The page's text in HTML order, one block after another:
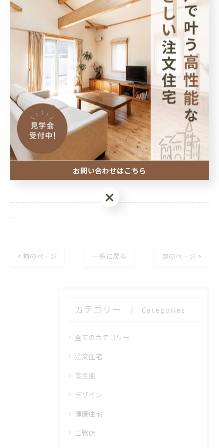
終了まで残りわずかとなっていますので、少しでも気になっ
ている方は、ぜひお早めにご来場ください！
きれいになったモデルハウスにお越しいただけるのを楽しみ
にしています。
--------------------------------------------------------------------
--
株式会社あんじゅホーム
住所 : 兵庫県神戸市灘区灘南通３丁目４−２０
電話番号 : 078-802-2768
FAX番号 : 078-881-0551
--------------------------------------------------------------------
--
< 前のページ 一覧に戻る 次のページ >
カテゴリー Categories
全てのカテゴリー
注文住宅
高性能
デザイン
健康住宅
工務店
お問い合わせはこちら
お問い合わせはこちら